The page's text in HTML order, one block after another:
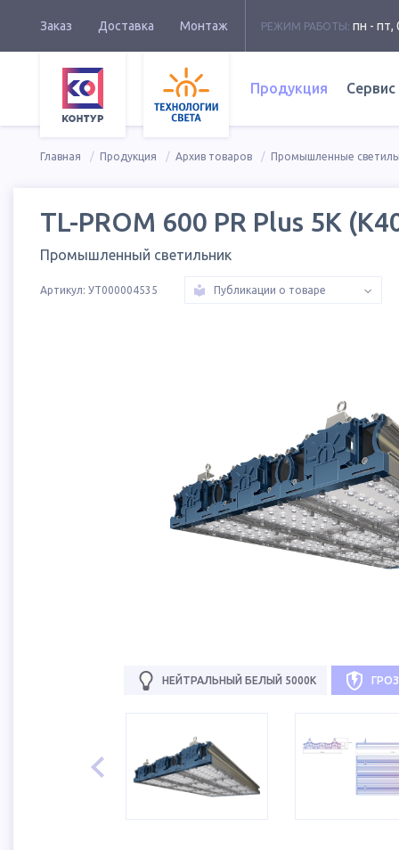
Заказ Доставка Монтаж РЕЖИМ РАБОТЫ: пн - пт,
Продукция Сервис
Главная Продукция Архив товаров Промышленные
TL-PROM 600 PR Plus 5K
Промышленный светильник
Артикул: УТ000004535 Публикации о товаре
НЕЙТРАЛЬНЫЙ БЕЛЫЙ 5000К